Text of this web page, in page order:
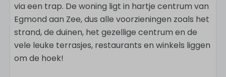
via een trap. De woning ligt in hartje centrum van
Egmond aan Zee, dus alle voorzieningen zoals het
strand, de duinen, het gezellige centrum en de
vele leuke terrasjes, restaurants en winkels liggen
om de hoek!